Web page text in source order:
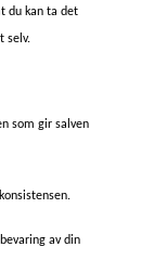
du kan ta det
selv.
som gir salven
av din